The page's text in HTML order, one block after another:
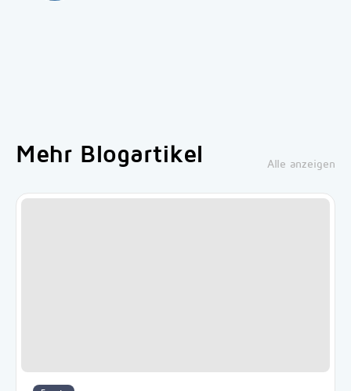
Mehr Blogartikel Alle anzeigen